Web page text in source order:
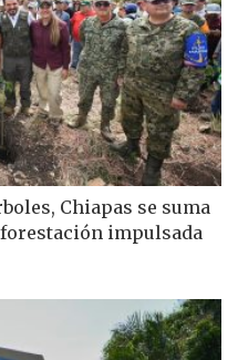
Chiapas se suma
impulsada